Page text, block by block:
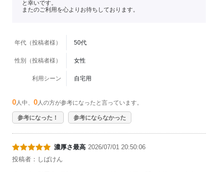
と幸いです。
またのご利用を心よりお待ちしております。
年代（投稿者様） 50代
性別（投稿者様） 女性
利用シーン 自宅用
0 人中、 0 人の方が参考になったと言っています。
参考になった！ 参考にならなかった
濃厚さ最高 2026/07/01 20:50:06
投稿者：しばけん